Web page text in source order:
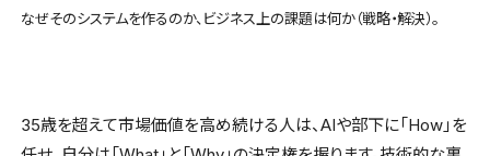
なぜそのシステムを作るのか、ビジネス上の課題は何か（戦略・解決）。
35歳を超えて市場価値を高め続ける人は、AIや部下に「How」を